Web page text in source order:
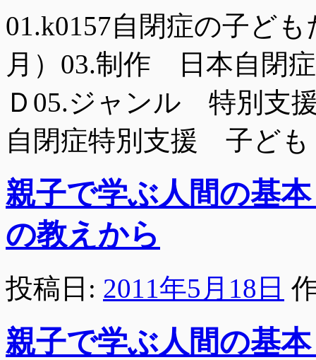
01.k0157自閉症の子ど
月）03.制作 日本自閉
Ｄ05.ジャンル 特別
自閉症特別支援 子ど
親子で学ぶ人間の基
の教えから
投稿日: 2011年5月18日
親子で学ぶ人間の基